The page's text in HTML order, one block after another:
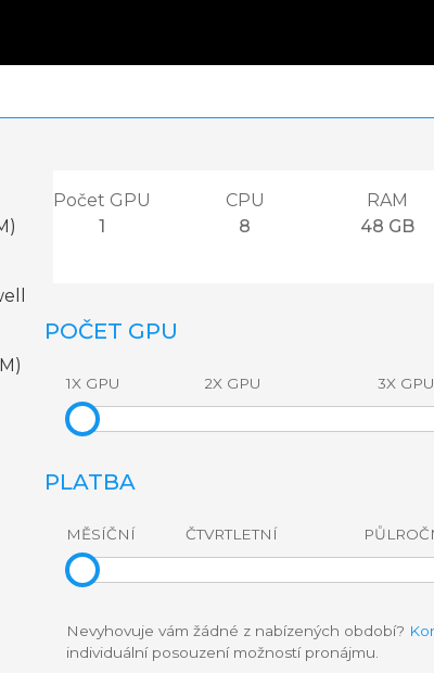
Počet GPU
1
CPU
8
RAM
48 GB
POČET GPU
1X GPU 2X GPU 3X GPU
PLATBA
MĚSÍČNÍ ČTVRTLETNÍ
Nevyhovuje vám žádné z nabízených období?
individuální posouzení možností pronájmu.